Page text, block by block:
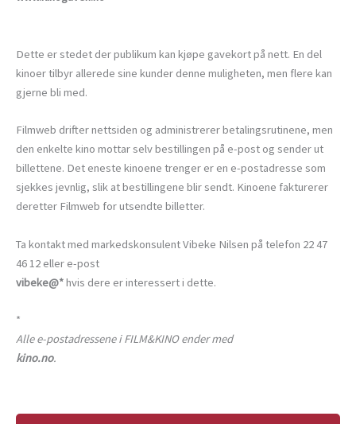
Dette er stedet der publikum kan kjøpe gavekort på nett. En del
kinoer tilbyr allerede sine kunder denne muligheten, men flere kan
gjerne bli med.
Filmweb drifter nettsiden og administrerer betalingsrutinene, men
den enkelte kino mottar selv bestillingen på e-post og sender ut
billettene. Det eneste kinoene trenger er en e-postadresse som
sjekkes jevnlig, slik at bestillingene blir sendt. Kinoene fakturerer
deretter Filmweb for utsendte billetter.
Ta kontakt med markedskonsulent Vibeke Nilsen på telefon 22 47
46 12 eller e-post
vibeke@*hvis dere er interessert i dette.
*
Alle e-postadressene i FILM&KINO ender med
kino.no.